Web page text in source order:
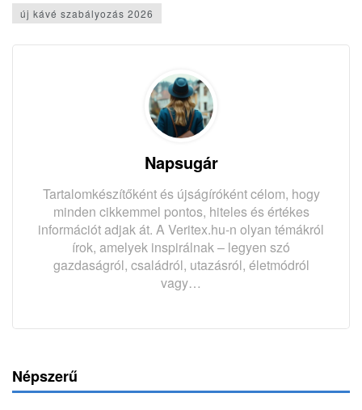
új kávé szabályozás 2026
Napsugár
Tartalomkészítőként és újságíróként célom, hogy
minden cikkemmel pontos, hiteles és értékes
információt adjak át. A Veritex.hu-n olyan témákról
írok, amelyek inspirálnak – legyen szó
gazdaságról, családról, utazásról, életmódról
vagy…
Népszerű